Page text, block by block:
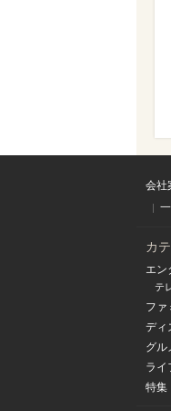
会社
カ
エン
テ
ファ
ディ
グル
ライ
特集